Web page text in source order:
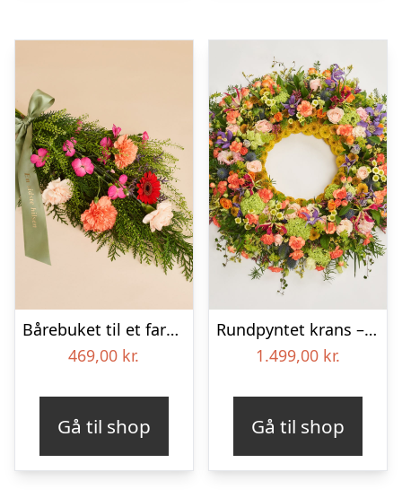
Bårebuket til et farverigt minde med bånd
469,00 kr.
Gå til shop
Rundpyntet krans – Et farverigt farvel
1.499,00 kr.
Gå til shop